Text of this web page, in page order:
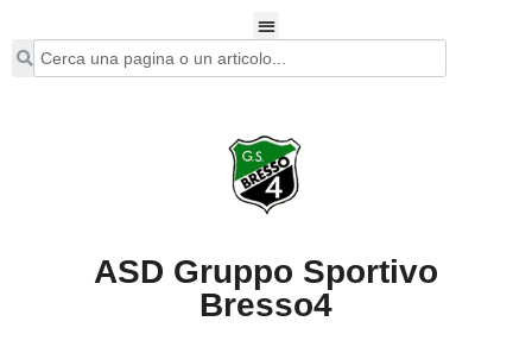
ASD Gruppo Sportivo
Bresso4